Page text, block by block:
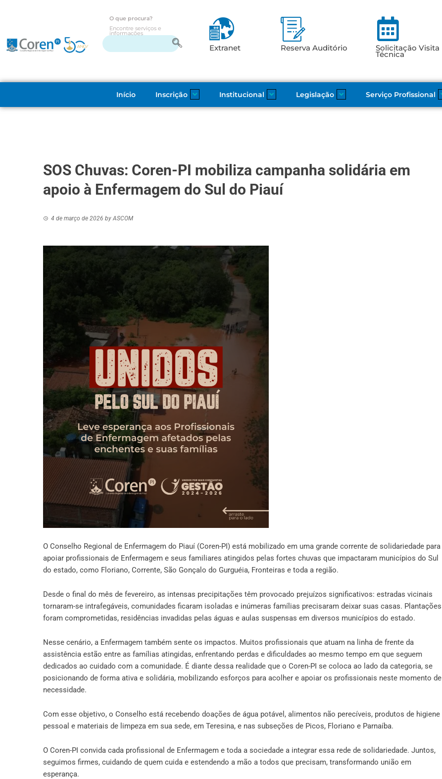
O que procura?
Encontre serviços e
informações
Extranet Reserva Auditório Solicitação Visita
Técnica
Início Inscrição Institucional Legislação Serviço Profissional
SOS Chuvas: Coren-PI mobiliza campanha solidária em
apoio à Enfermagem do Sul do Piauí
4 de março de 2026 byASCOM
O Conselho Regional de Enfermagem do Piauí (Coren-PI) está mobilizado em uma grande corrente de solidariedade para
apoiar profissionais de Enfermagem e seus familiares atingidos pelas fortes chuvas que impactaram municípios do Sul
do estado, como Floriano, Corrente, São Gonçalo do Gurguéia, Fronteiras e toda a região.
Desde o final do mês de fevereiro, as intensas precipitações têm provocado prejuízos significativos: estradas vicinais
tornaram-se intrafegáveis, comunidades ficaram isoladas e inúmeras famílias precisaram deixar suas casas. Plantações
foram comprometidas, residências invadidas pelas águas e aulas suspensas em diversos municípios do estado.
Nesse cenário, a Enfermagem também sente os impactos. Muitos profissionais que atuam na linha de frente da
assistência estão entre as famílias atingidas, enfrentando perdas e dificuldades ao mesmo tempo em que seguem
dedicados ao cuidado com a comunidade. É diante dessa realidade que o Coren-PI se coloca ao lado da categoria, se
posicionando de forma ativa e solidária, mobilizando esforços para acolher e apoiar os profissionais neste momento de
necessidade.
Com esse objetivo, o Conselho está recebendo doações de água potável, alimentos não perecíveis, produtos de higiene
pessoal e materiais de limpeza em sua sede, em Teresina, e nas subseções de Picos, Floriano e Parnaíba.
O Coren-PI convida cada profissional de Enfermagem e toda a sociedade a integrar essa rede de solidariedade. Juntos,
seguimos firmes, cuidando de quem cuida e estendendo a mão a todos que precisam, transformando união em
esperança.